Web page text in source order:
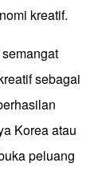
kreatif.
sebagai
Korea atau
peluang